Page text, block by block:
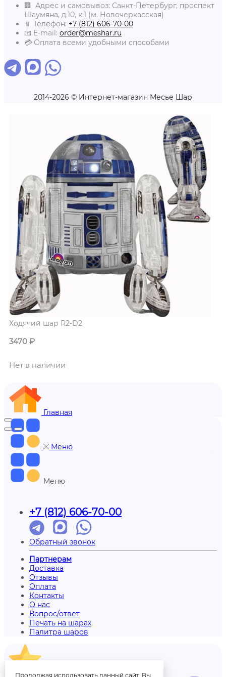
🏢 Адрес и самовывоз: Санкт-Петербург, проспект
Шаумяна, д.10, к.1 (м. Новочеркасская)
📱 Телефон: +7 (812) 606-70-00
📧 E-mail: order@meshar.ru
💳 Оплата всеми удобными способами
2014-2026 © Интернет-магазин Месье Шар
Ходячий шар R2-D2
3470 ₽
Нет в наличии
Главная
Меню
Меню
+7 (812) 606-70-00
Обратный звонок
Партнерам
Доставка
Отзывы
Оплата
Контакты
О нас
Вопрос/ответ
Печать на шарах
Палитра шаров
Отзывы
Продолжая использовать данный сайт, Вы